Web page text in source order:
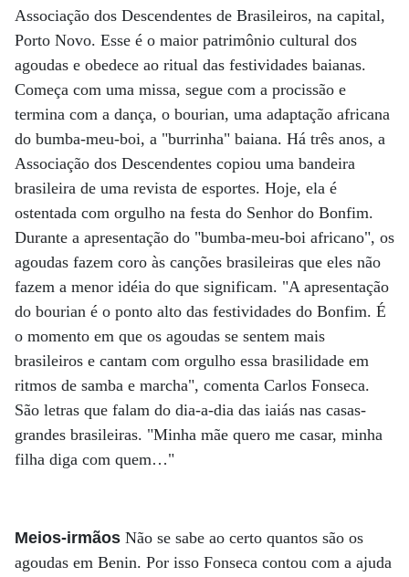
Associação dos Descendentes de Brasileiros, na capital,
Porto Novo. Esse é o maior patrimônio cultural dos
agoudas e obedece ao ritual das festividades baianas.
Começa com uma missa, segue com a procissão e
termina com a dança, o bourian, uma adaptação africana
do bumba-meu-boi, a "burrinha" baiana. Há três anos, a
Associação dos Descendentes copiou uma bandeira
brasileira de uma revista de esportes. Hoje, ela é
ostentada com orgulho na festa do Senhor do Bonfim.
Durante a apresentação do "bumba-meu-boi africano", os
agoudas fazem coro às canções brasileiras que eles não
fazem a menor idéia do que significam. "A apresentação
do bourian é o ponto alto das festividades do Bonfim. É
o momento em que os agoudas se sentem mais
brasileiros e cantam com orgulho essa brasilidade em
ritmos de samba e marcha", comenta Carlos Fonseca.
São letras que falam do dia-a-dia das iaiás nas casas-
grandes brasileiras. "Minha mãe quero me casar, minha
filha diga com quem…"
Meios-irmãos Não se sabe ao certo quantos são os
agoudas em Benin. Por isso Fonseca contou com a ajuda